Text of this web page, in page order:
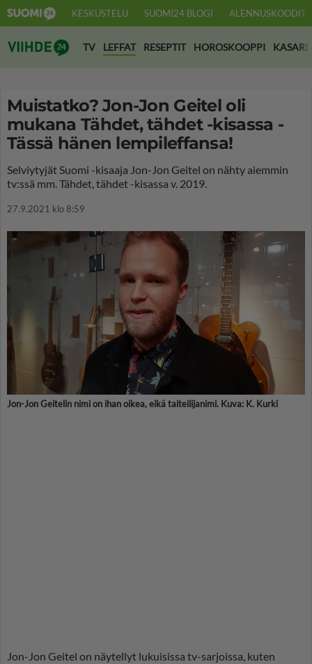
KESKUSTELU SUOMI24 BLOGI ALENNUSKOODIT
Suomi24 Viihde
TV LEFFAT RESEPTIT HOROSKOOPPI KASARI
Muistatko? Jon-Jon Geitel oli
mukana Tähdet, tähdet -kisassa -
Tässä hänen lempileffansa!
Selviytyjät Suomi -kisaaja Jon-Jon Geitel on nähty aiemmin
tv:ssä mm. Tähdet, tähdet -kisassa v. 2019.
27.9.2021 klo 8:59
Jon-Jon Geitelin nimi on ihan oikea, eikä taiteilijanimi. Kuva: K. Kurki
Jon-Jon Geitel on näytellyt lukuisissa tv-sarjoissa, kuten